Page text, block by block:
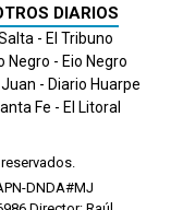
DIARIOS
- El Tribuno
Negro - Eio Negro
- Diario Huarpe
Fe - El Litoral
DNDA#MJ